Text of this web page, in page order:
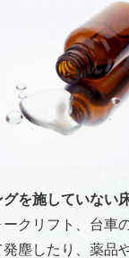
グを施していない
クリフト、台車
塵したり、薬品